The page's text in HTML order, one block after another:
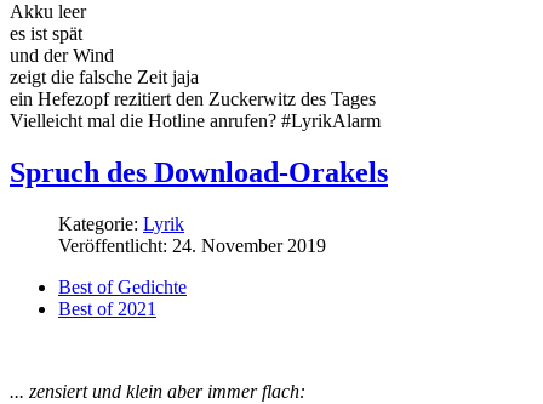
Akku leer
es ist spät
und der Wind
zeigt die falsche Zeit jaja
ein Hefezopf rezitiert den Zuckerwitz des Tages
Vielleicht mal die Hotline anrufen? #LyrikAlarm
Spruch des Download-Orakels
Kategorie: Lyrik
Veröffentlicht: 24. November 2019
Best of Gedichte
Best of 2021
... zensiert und klein aber immer flach: